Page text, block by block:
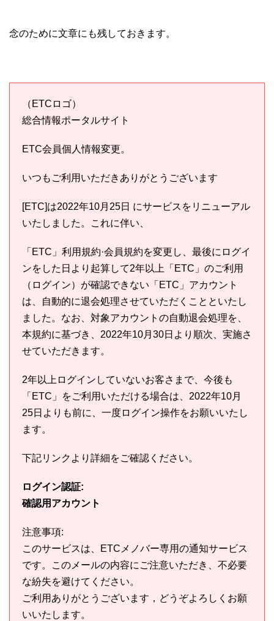
念のために文章にも残しておきます。
（ETCロゴ）
総合情報ポータルサイト
ETC会員個人情報変更。
いつもご利用いただきありがとうございます
[ETC]は2022年10月25日 にサービスをリニューアル
いたしました。これに伴い、
「ETC」利用規約·会員規約を変更し、最後にログイ
ンをした日より起算して2年以上「ETC」のご利用
（ログイン）が確認できない「ETC」アカウント
は、自動的に退会処理させていただくことといたし
ました。なお、対象アカウントの自動退会処理を、
本規約に基づき、2022年10月30日より順次、実施さ
せていただきます。
2年以上ログインしていないお客さまで、今後も
「ETC」をご利用いただける場合は、2022年10月
25日よりも前に、一度ログイン操作をお願いいたし
ます。
下記リンクより詳細をご確認ください。
ログイン認証:
確認用アカウント
注意事項:
このサービスは、ETCメノバー専用の通知サービス
です。このメールの内容にご注意いただき、不必要
な紛失を避けてください。
ご利用ありがとうございます，どうぞよろしくお願
いいたします。